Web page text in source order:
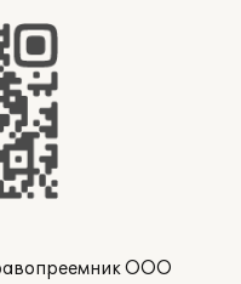
ООО